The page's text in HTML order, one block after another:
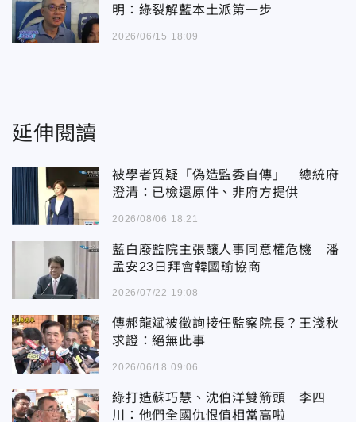
明：綠裂解藍本土派第一步
2026/06/15 18:09
延伸閱讀
被學者質疑「偽造監委自傳」 總統府
澄清：已檢還原件、非府方提供
2026/08/06 18:21
藍白廢監院主張釀人事同意權危機 潘
孟安23日拜會韓國瑜協商
2026/07/22 19:08
傳郝龍斌被徵詢接任監察院長？王淺秋
求證：絕無此事
2026/06/18 09:06
綠打造蘇巧慧、沈伯洋雙箭頭 李四
川：他們全國仇恨值相當高啦